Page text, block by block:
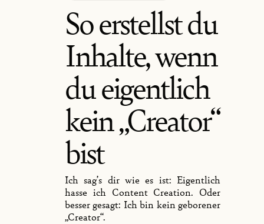
So erstellst du
Inhalte, wenn
du eigentlich
kein „Creator“
bist
Ich sag’s dir wie es ist: Eigentlich
hasse ich Content Creation. Oder
besser gesagt: Ich bin kein geborener
„Creator“.